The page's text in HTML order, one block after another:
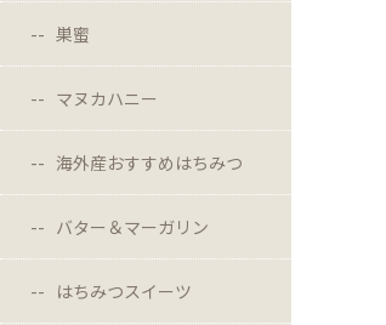
巣蜜
マヌカハニー
海外産おすすめはちみつ
バター＆マーガリン
はちみつスイーツ